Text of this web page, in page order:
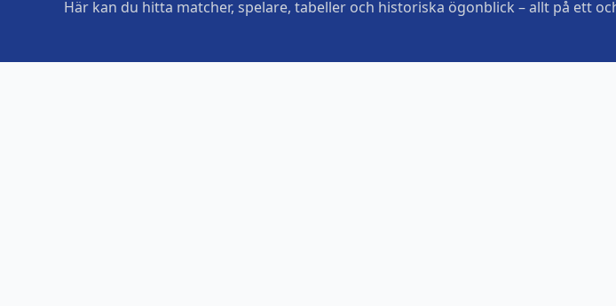
Här kan du hitta matcher, spelare, tabeller och historiska ögonblick – allt på ett